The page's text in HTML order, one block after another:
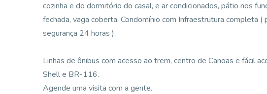
cozinha e do dormitório do casal, e ar condicionados, pátio nos
fechada, vaga coberta, Condomínio com Infraestrutura completa
segurança 24 horas ).
Linhas de ônibus com acesso ao trem, centro de Canoas e fácil
Shell e BR-116.
Agende uma visita com a gente.